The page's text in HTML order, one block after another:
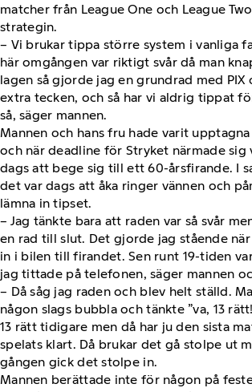
matcher från League One och League
strategin.
– Vi brukar tippa större system i vanliga
här omgången var riktigt svår då man
lagen så gjorde jag en grundrad med
extra tecken, och så har vi aldrig tippat
så, säger mannen.
Mannen och hans fru hade varit
och när deadline för Stryket närmade sig
dags att bege sig till ett 60-årsfirande. I
det var dags att åka ringer vännen och
lämna in tipset.
– Jag tänkte bara att raden var så svår
en rad till slut. Det gjorde jag stående
in i bilen till firandet. Sen runt 19-tiden
jag tittade på telefonen, säger mannen
– Då såg jag raden och blev helt ställd.
någon slags bubbla och tänkte ”va, 13
13 rätt tidigare men då har ju den sista
spelats klart. Då brukar det gå stolpe ut
gången gick det stolpe in.
Mannen berättade inte för någon på